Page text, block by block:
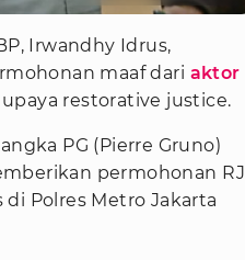
Irwandhy Idrus,
maaf dari aktor
restorative justice.
PG (Pierre Gruno)
permohonan RJ
di Polres Metro Jakarta